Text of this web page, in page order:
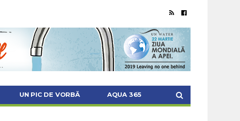
UN PIC DE VORBĂ AQUA 365